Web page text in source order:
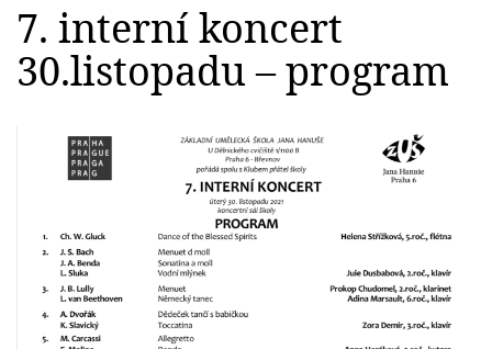
7. interní koncert
30.listopadu – program